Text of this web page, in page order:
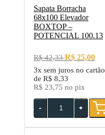
Sapata Borracha
68x100 Elevador
BOXTOP –
POTENCIAL 100.13
R$ 42,33R$ 25,00
3x sem juros no cartão
de R$ 8,33
R$ 23,75 no pix
- +